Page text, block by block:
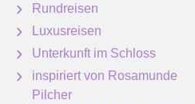
Rundreisen
Luxusreisen
Unterkunft im Schloss
inspiriert von Rosamunde
Pilcher